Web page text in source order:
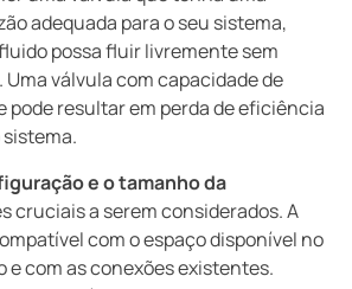
adequada para o seu sistema,
possa fluir livremente sem
válvula com capacidade de
pode resultar em perda de eficiência
e o tamanho da
cruciais a serem considerados. A
com o espaço disponível no
e com as conexões existentes.